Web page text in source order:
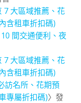
7 大區域推薦、花
含租車折扣碼)
間交通便利、夜
7 大區域推薦、花
含租車折扣碼)
訪名所、花期預
專屬折扣碼)〉發